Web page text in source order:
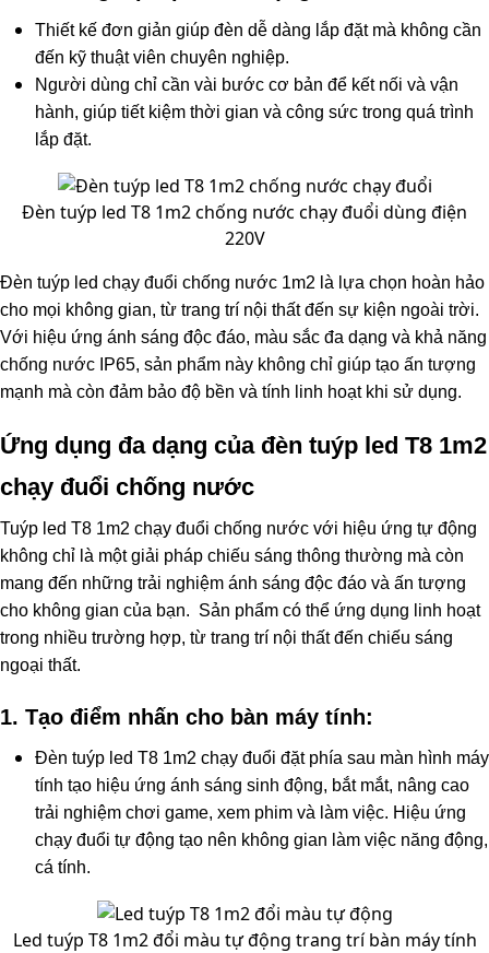
Thiết kế đơn giản giúp đèn dễ dàng lắp đặt mà không cần
đến kỹ thuật viên chuyên nghiệp.
Người dùng chỉ cần vài bước cơ bản để kết nối và vận
hành, giúp tiết kiệm thời gian và công sức trong quá trình
lắp đặt.
Đèn tuýp led T8 1m2 chống nước chạy đuổi dùng điện
220V
Đèn tuýp led chạy đuổi chống nước 1m2 là lựa chọn hoàn hảo
cho mọi không gian, từ trang trí nội thất đến sự kiện ngoài trời.
Với hiệu ứng ánh sáng độc đáo, màu sắc đa dạng và khả năng
chống nước IP65, sản phẩm này không chỉ giúp tạo ấn tượng
mạnh mà còn đảm bảo độ bền và tính linh hoạt khi sử dụng.
Ứng dụng đa dạng của đèn tuýp led T8 1m2
chạy đuổi chống nước
Tuýp led T8 1m2 chạy đuổi chống nước với hiệu ứng tự động
không chỉ là một giải pháp chiếu sáng thông thường mà còn
mang đến những trải nghiệm ánh sáng độc đáo và ấn tượng
cho không gian của bạn. Sản phẩm có thể ứng dụng linh hoạt
trong nhiều trường hợp, từ trang trí nội thất đến chiếu sáng
ngoại thất.
1. Tạo điểm nhấn cho bàn máy tính:
Đèn tuýp led T8 1m2 chạy đuổi đặt phía sau màn hình máy
tính tạo hiệu ứng ánh sáng sinh động, bắt mắt, nâng cao
trải nghiệm chơi game, xem phim và làm việc. Hiệu ứng
chạy đuổi tự động tạo nên không gian làm việc năng động,
cá tính.
Led tuýp T8 1m2 đổi màu tự động trang trí bàn máy tính